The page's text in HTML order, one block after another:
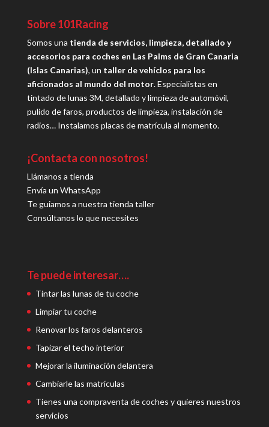
Sobre 101Racing
Somos una tienda de servicios, limpieza, detallado y
accesorios para coches en Las Palms de Gran Canaria
(Islas Canarias), un taller de vehíclos para los
aficionados al mundo del motor. Especialistas en
tintado de lunas 3M, detallado y limpieza de automóvil,
pulido de faros, productos de limpieza, instalación de
radios… Instalamos placas de matrícula al momento.
¡Contacta con nosotros!
Llámanos a tienda
Envía un WhatsApp
Te guiamos a nuestra tienda taller
Consúltanos lo que necesites
Te puede interesar….
Tintar las lunas de tu coche
Limpiar tu coche
Renovar los faros delanteros
Tapizar el techo interior
Mejorar la iluminación delantera
Cambiarle las matrículas
Tienes una compraventa de coches y quieres nuestros
servicios